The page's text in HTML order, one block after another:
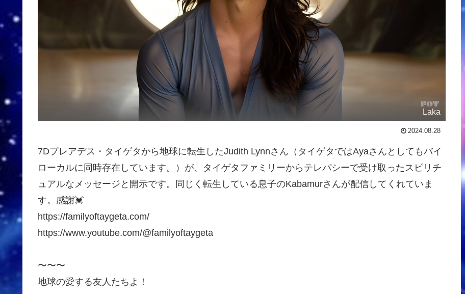
Laka
2024.08.28
7Dプレアデス・タイゲタから地球に転生したJudith Lynnさん（タイゲタではAyaさんとしてもバイ
ローカルに同時存在しています。）が、タイゲタファミリーからテレパシーで受け取ったスピリチ
ュアルなメッセージと開示です。同じく転生している息子のKabamurさんが配信してくれていま
す。感謝💓
https://familyoftaygeta.com/
https://www.youtube.com/@familyoftaygeta
〜〜〜
地球の愛する友人たちよ！